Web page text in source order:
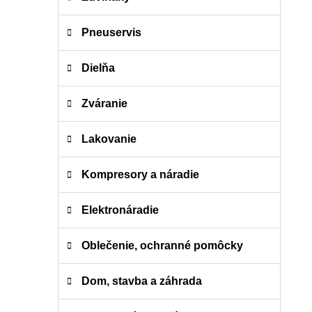
n
Pneuservis
Dielňa
Zváranie
Lakovanie
Kompresory a náradie
Elektronáradie
Oblečenie, ochranné pomôcky
Dom, stavba a záhrada